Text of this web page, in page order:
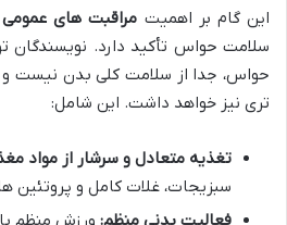
این گام بر اهمیت مراقبت های
سلامت حواس تأکید دارد.
حواس، جدا از سلامت کلی بدن نیست
تری نیز خواهد داشت. این شامل:
تغذیه متعادل و سرشار از مواد
سبزیجات، غلات کامل و پروتئین
فعالیت بدنی منظم: ورزش منظم